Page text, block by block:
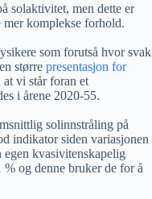
solaktivitet, men dette er
mer komplekse forhold.
som forutså hvor svak
større presentasjon for
vi står foran et
i årene 2020-55.
solinnstråling på
indikator siden variasjonen
kvasivitenskapelig
og denne bruker de for å